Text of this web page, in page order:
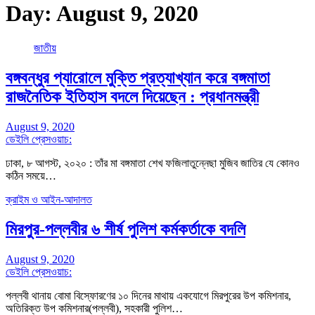
Day: August 9, 2020
জাতীয়
বঙ্গবন্ধুর প্যারোলে মুক্তি প্রত্যাখ্যান করে বঙ্গমাতা
রাজনৈতিক ইতিহাস বদলে দিয়েছেন : প্রধানমন্ত্রী
August 9, 2020
ডেইলি প্রেসওয়াচ:
ঢাকা, ৮ আগস্ট, ২০২০ : তাঁর মা বঙ্গমাতা শেখ ফজিলাতুন্নেছা মুজিব জাতির যে কোনও
কঠিন সময়ে…
ক্রাইম ও আইন-আদালত
মিরপুর-পল্লবীর ৬ শীর্ষ পুলিশ কর্মকর্তাকে বদলি
August 9, 2020
ডেইলি প্রেসওয়াচ:
পল্লবী থানায় বোমা বিস্ফোরণের ১০ দিনের মাথায় একযোগে মিরপুরের উপ কমিশনার,
অতিরিক্ত উপ কমিশনার(পল্লবী), সহকারী পুলিশ…